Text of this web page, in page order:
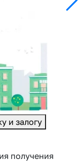
и залогу
получения